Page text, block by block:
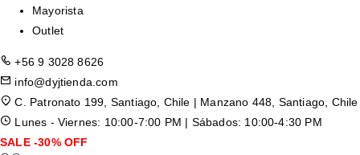
Mayorista
Outlet
+56 9 3028 8626
info@dyjtienda.com
C. Patronato 199, Santiago, Chile | Manzano 448, Santiago, Chile
Lunes - Viernes: 10:00-7:00 PM | Sábados: 10:00-4:30 PM
SALE -30% OFF